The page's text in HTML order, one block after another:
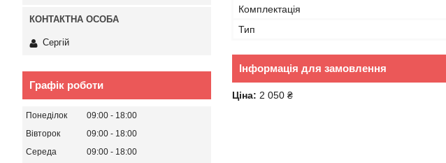
Комплектація
Тип
Інформація для замовлення
Ціна: 2 050 ₴
Сергій
Графік роботи
Понеділок 09:00
18:00
Вівторок
09:00
18:00
Середа
09:00
18:00